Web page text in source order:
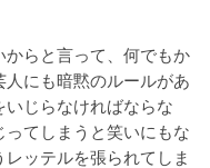
らと言って、何でもか
にも暗黙のルールがあ
いじらなければならな
てしまうと笑いにもな
ッテルを張られてしま